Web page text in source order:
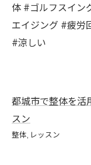
体 #ゴルフスイン
エイジング #疲
#涼しい
都城市で整体を活
スン
整体 レッスン